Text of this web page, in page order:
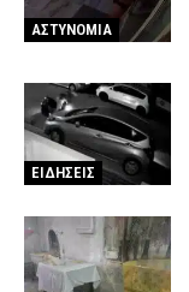
ΑΣΤΥΝΟΜΙΑ
ΕΙΔΗΣΕΙΣ